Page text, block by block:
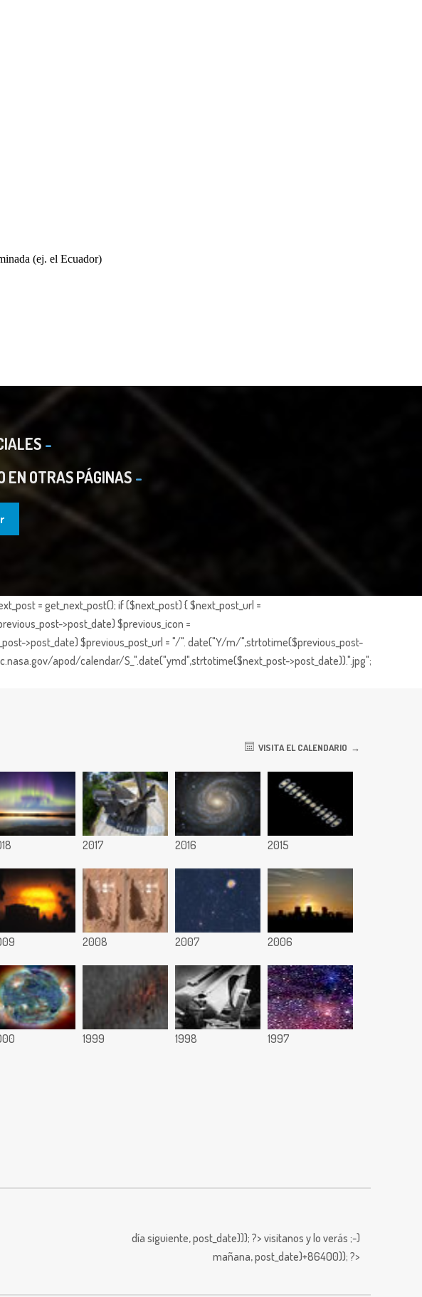
EN OTRAS PÁGINAS
= get_next_post(); if ($next_post) { $next_post_url =
>post_date) $previous_icon =
>post_date) $previous_post_url = "/". date("Y/m/",strtotime($previous_post-
apod/calendar/S_".date("ymd",strtotime($next_post->post_date)).".jpg";
VISITA EL CALENDARIO
2017 2016 2015
2008 2007 2006
1999 1998 1997
día siguiente,post_date))); ?> visitanos y lo verás ;-)
mañana,post_date)+86400)); ?>